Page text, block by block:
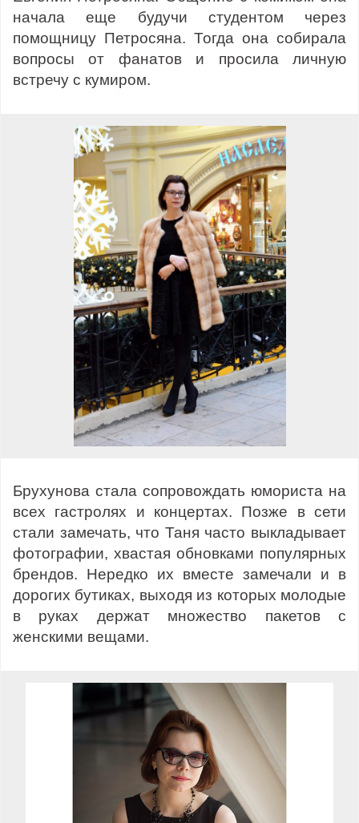
начала еще будучи студентом через
помощницу Петросяна. Тогда она собирала
вопросы от фанатов и просила личную
встречу с кумиром.
Брухунова стала сопровождать юмориста на
всех гастролях и концертах. Позже в сети
стали замечать, что Таня часто выкладывает
фотографии, хвастая обновками популярных
брендов. Нередко их вместе замечали и в
дорогих бутиках, выходя из которых молодые
в руках держат множество пакетов с
женскими вещами.